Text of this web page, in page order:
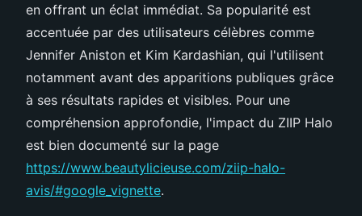
en offrant un éclat immédiat. Sa popularité est
accentuée par des utilisateurs célèbres comme
Jennifer Aniston et Kim Kardashian, qui l'utilisent
notamment avant des apparitions publiques grâce
à ses résultats rapides et visibles. Pour une
compréhension approfondie, l'impact du ZIIP Halo
est bien documenté sur la page
https://www.beautylicieuse.com/ziip-halo-
avis/#google_vignette.